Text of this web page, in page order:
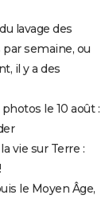
lavage des
par semaine, ou
il y a des
le 10 août :
vie sur Terre :
le Moyen Âge,